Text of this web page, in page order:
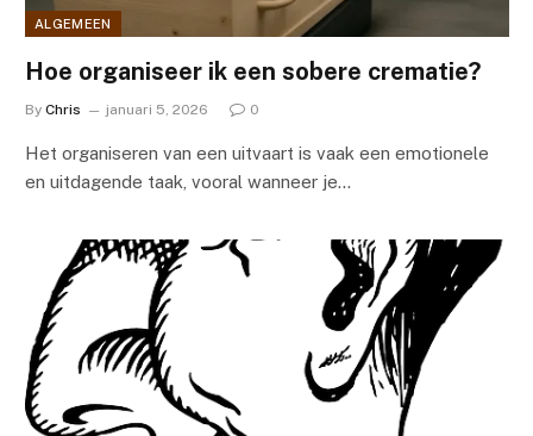
ALGEMEEN
Hoe organiseer ik een sobere crematie?
By Chris januari 5, 2026 0
Het organiseren van een uitvaart is vaak een emotionele
en uitdagende taak, vooral wanneer je…